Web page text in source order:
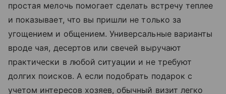
простая мелочь помогает сделать встречу теплее
и показывает, что вы пришли не только за
угощением и общением. Универсальные варианты
вроде чая, десертов или свечей выручают
практически в любой ситуации и не требуют
долгих поисков. А если подобрать подарок с
учетом интересов хозяев, обычный визит легко